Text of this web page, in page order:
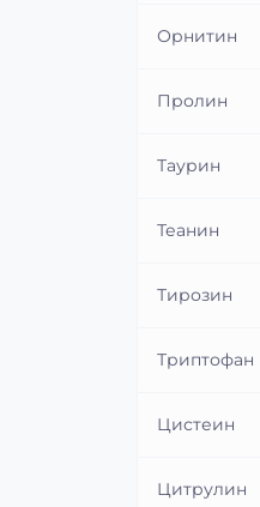
Орнитин
Пролин
Таурин
Теанин
Тирозин
Триптофан
Цистеин
Цитрулин